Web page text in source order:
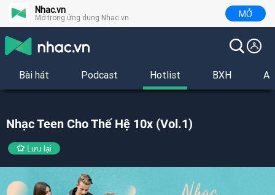
Nhac.vn
Mở trong ứng dụng Nhac.vn MỞ
Bài hát Podcast Hotlist BXH
Nhạc Teen Cho Thế Hệ 10x (Vol.1)
Lưu lại